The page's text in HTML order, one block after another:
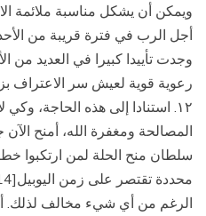
أجل الرب في فترة قريبة من
وجدت تأييدا كبيرا في العديد من
رعوية قوية لعيش سر الاعتراف
١۲. استنادا إلى هذه الحاجة،
المصالحة ومغفرة الله، أمنح
سلطان منح الحلة لمن ارتكبوا
الرغم من أي شيء مخالف لذلك.